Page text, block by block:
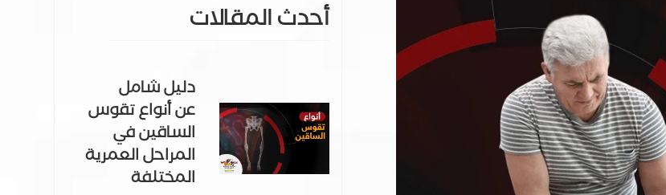
أحدث المقالات
دليل شامل
عن أنواع تقوس
الساقين في
المراحل العمرية
المختلفة